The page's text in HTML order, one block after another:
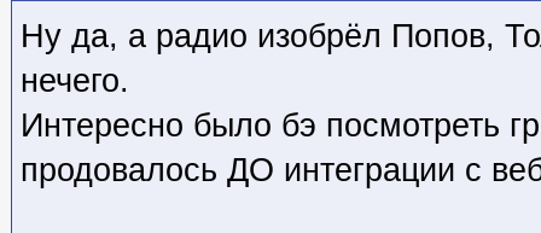
Ну да, а радио изобрёл Попов,
нечего.
Интересно было бэ посмотреть
продовалось ДО интеграции с